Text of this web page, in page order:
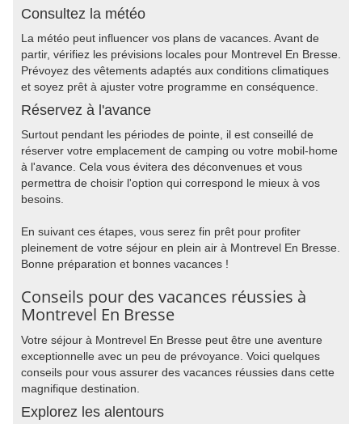
Consultez la météo
La météo peut influencer vos plans de vacances. Avant de
partir, vérifiez les prévisions locales pour Montrevel En Bresse.
Prévoyez des vêtements adaptés aux conditions climatiques
et soyez prêt à ajuster votre programme en conséquence.
Réservez à l'avance
Surtout pendant les périodes de pointe, il est conseillé de
réserver votre emplacement de camping ou votre mobil-home
à l'avance. Cela vous évitera des déconvenues et vous
permettra de choisir l'option qui correspond le mieux à vos
besoins.
En suivant ces étapes, vous serez fin prêt pour profiter
pleinement de votre séjour en plein air à Montrevel En Bresse.
Bonne préparation et bonnes vacances !
Conseils pour des vacances réussies à
Montrevel En Bresse
Votre séjour à Montrevel En Bresse peut être une aventure
exceptionnelle avec un peu de prévoyance. Voici quelques
conseils pour vous assurer des vacances réussies dans cette
magnifique destination.
Explorez les alentours